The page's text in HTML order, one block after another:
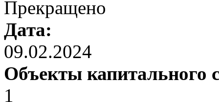
Прекращено
Дата:
09.02.2024
Объекты капитального
1